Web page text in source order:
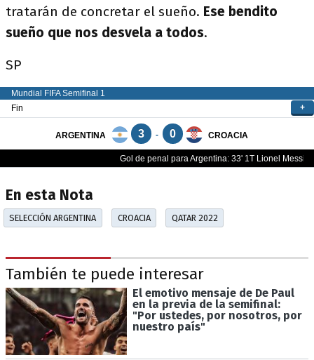
tratarán de concretar el sueño. Ese bendito
sueño que nos desvela a todos.
SP
En esta Nota
SELECCIÓN ARGENTINA CROACIA QATAR 2022
También te puede interesar
El emotivo mensaje de De Paul
en la previa de la semifinal:
"Por ustedes, por nosotros, por
nuestro país"